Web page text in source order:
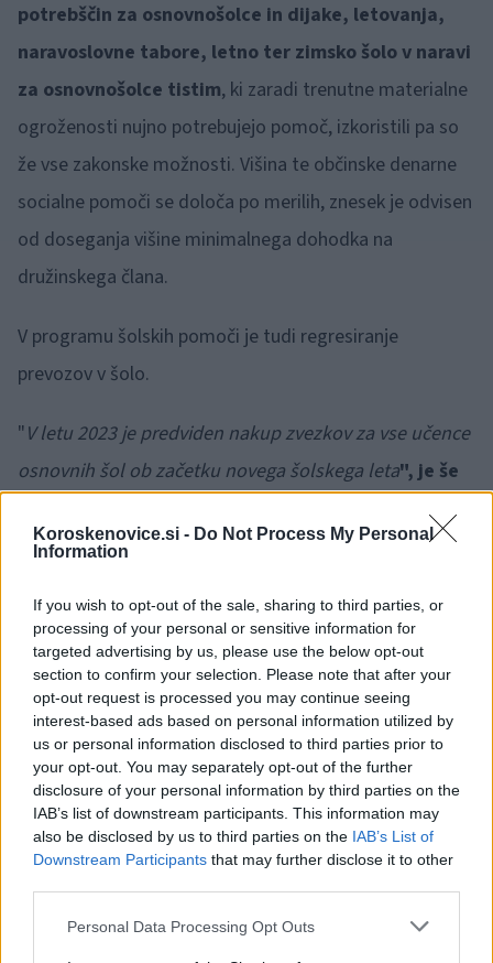
Koroskenovice.si - Do Not Process My Personal
Information
If you wish to opt-out of the sale, sharing to third parties, or
processing of your personal or sensitive information for
targeted advertising by us, please use the below opt-out
section to confirm your selection. Please note that after your
opt-out request is processed you may continue seeing
interest-based ads based on personal information utilized by
us or personal information disclosed to third parties prior to
your opt-out. You may separately opt-out of the further
disclosure of your personal information by third parties on the
IAB’s list of downstream participants. This information may
also be disclosed by us to third parties on the IAB’s List of
Downstream Participants that may further disclose it to other
Please note that this website/app uses one or more Google
Personal Data Processing Opt Outs
potrebščin za osnovnošolce in dijake, letovanja,
naravoslovne tabore, letno ter zimsko šolo v naravi
za osnovnošolce tistim, ki zaradi trenutne materialne
ogroženosti nujno potrebujejo pomoč, izkoristili pa so
že vse zakonske možnosti. Višina te občinske denarne
socialne pomoči se določa po merilih, znesek je odvisen
od doseganja višine minimalnega dohodka na
družinskega člana.
V programu šolskih pomoči je tudi regresiranje
prevozov v šolo.
"V letu 2023 je predviden nakup zvezkov za vse učence
osnovnih šol ob začetku novega šolskega leta", je še
kolikor bo potrjen predlog proračuna za 2023.Gre
pa za nakup določenega števila zvezkov, skladno s
pravilnikom, ki bo še sprejet. Planirajo 3 zvezke za prvo
triado in 5 zvezkov za ostali dve triadi. Platnice zvezkov
pa bodo krasile slike Dravograda.
posameznik kazensko odgovoren za javno spodbujanje